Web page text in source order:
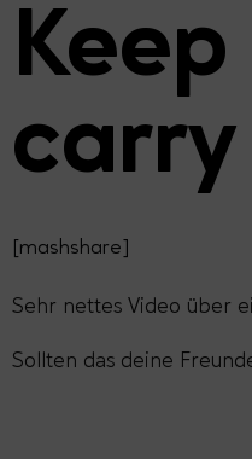
carry
[mashshare]
Sehr nettes Video über
Sollten das deine